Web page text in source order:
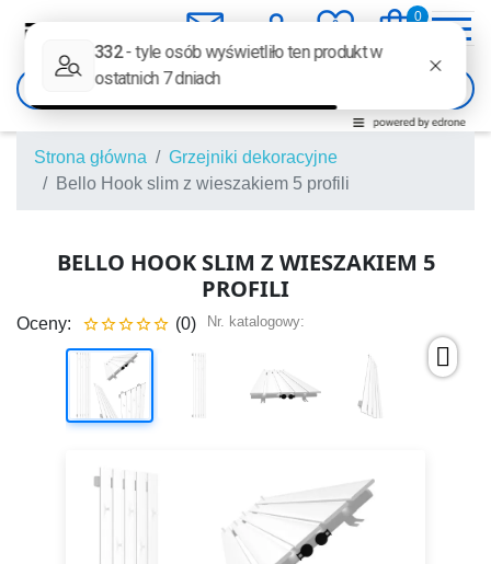
mail person favorite
0 shopping_bag0
Strona główna
Grzejniki dekoracyjne
Bello Hook slim z wieszakiem 5 profili
BELLO HOOK SLIM Z WIESZAKIEM 5
PROFILI
Oceny:  (0) Nr. katalogowy: